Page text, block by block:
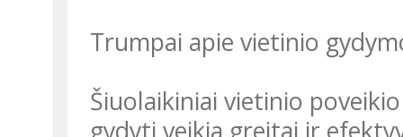
Trumpai apie vietinio
Šiuolaikiniai vietinio
gydyti veikia greitai ir